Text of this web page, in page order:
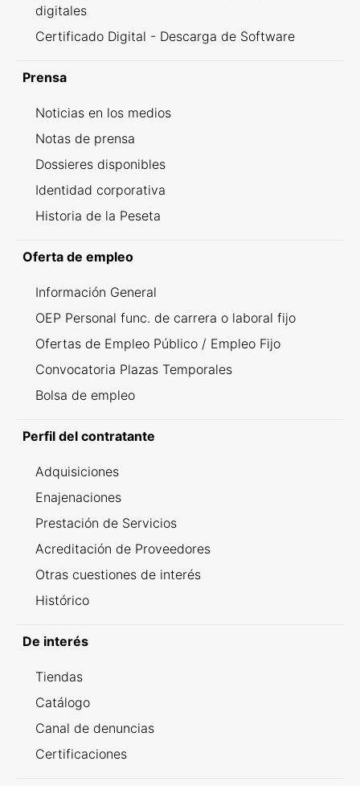
digitales
Certificado Digital - Descarga de Software
Prensa
Noticias en los medios
Notas de prensa
Dossieres disponibles
Identidad corporativa
Historia de la Peseta
Oferta de empleo
Información General
OEP Personal func. de carrera o laboral fijo
Ofertas de Empleo Público / Empleo Fijo
Convocatoria Plazas Temporales
Bolsa de empleo
Perfil del contratante
Adquisiciones
Enajenaciones
Prestación de Servicios
Acreditación de Proveedores
Otras cuestiones de interés
Histórico
De interés
Tiendas
Catálogo
Canal de denuncias
Certificaciones